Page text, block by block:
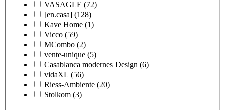
VASAGLE (72)
[en.casa] (128)
Kave Home (1)
Vicco (59)
MCombo (2)
vente-unique (5)
Casablanca modernes Design (6)
vidaXL (56)
Riess-Ambiente (20)
Stolkom (3)